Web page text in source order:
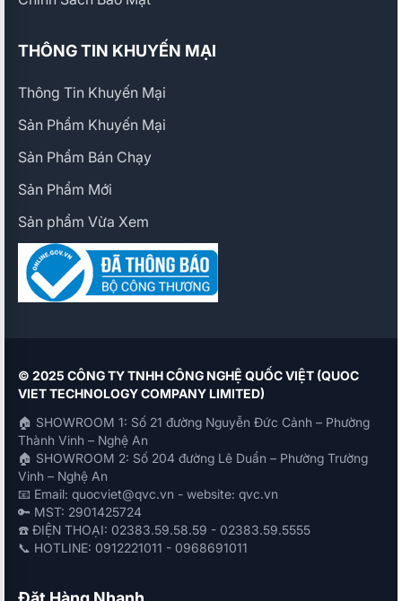
THÔNG TIN KHUYẾN MẠI
Thông Tin Khuyến Mại
Sản Phẩm Khuyến Mại
Sản Phẩm Bán Chạy
Sản Phẩm Mới
Sản phẩm Vừa Xem
© 2025 CÔNG TY TNHH CÔNG NGHỆ QUỐC VIỆT (QUOC
VIET TECHNOLOGY COMPANY LIMITED)
🏠 SHOWROOM 1: Số 21 đường Nguyễn Đức Cảnh – Phường
Thành Vinh – Nghệ An
🏠 SHOWROOM 2: Số 204 đường Lê Duẩn – Phường Trường
Vinh – Nghệ An
📧 Email: quocviet@qvc.vn - website: qvc.vn
🔑 MST: 2901425724
☎️ ĐIỆN THOẠI: 02383.59.58.59 - 02383.59.5555
📞 HOTLINE: 0912221011 - 0968691011